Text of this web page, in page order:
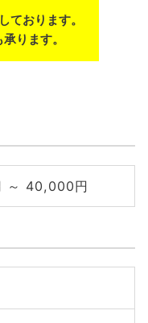
ております。
ります。
～ 40,000円